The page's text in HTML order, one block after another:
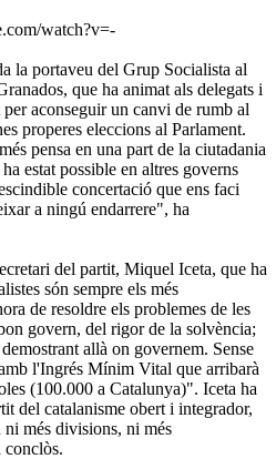
watch?v=-
la portaveu del Grup Socialista al
que ha animat als delegats i
aconseguir un canvi de rumb al
properes eleccions al Parlament.
pensa en una part de la ciutadania
estat possible en altres governs
concertació que ens faci
a ningú endarrere", ha
del partit, Miquel Iceta, que ha
són sempre els més
de resoldre els problemes de les
govern, del rigor de la solvència;
allà on governem. Sense
l'Ingrés Mínim Vital que arribarà
(100.000 a Catalunya)". Iceta ha
del catalanisme obert i integrador,
més divisions, ni més
conclòs.